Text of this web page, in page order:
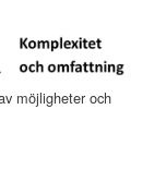
möjligheter och